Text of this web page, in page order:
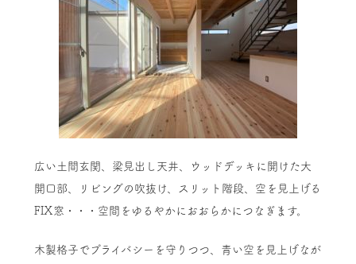
広い土間玄関、梁見出し天井、ウッドデッキに開けた大
開口部、リビングの吹抜け、スリット階段、空を見上げる
FIX窓・・・空間をゆるやかにおおらかにつなぎます。
木製格子でプライバシーを守りつつ、青い空を見上げなが